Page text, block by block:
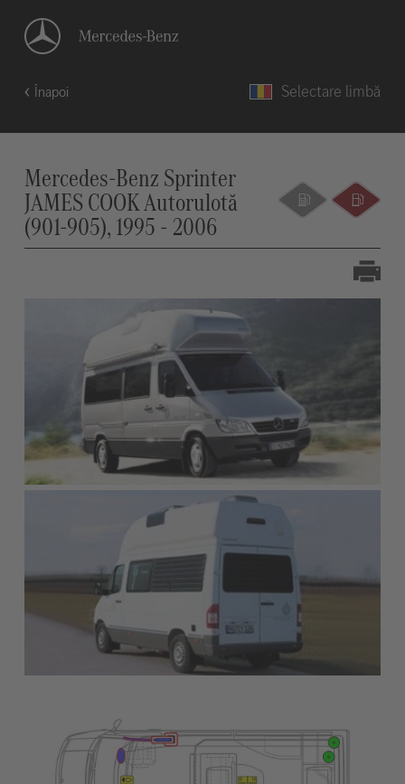
Înapoi Selectare limbă
Mercedes-Benz Sprinter
JAMES COOK Autorulotă
(901-905), 1995 - 2006